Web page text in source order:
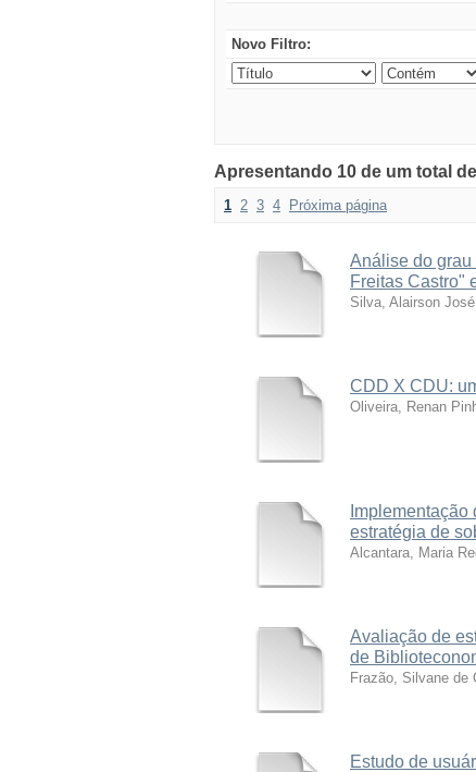
Novo Filtro:
Apresentando 10 de um total
1 2 3 4 Próxima página
Análise do
Freitas Castro"
Silva, Alairson
CDD X CDU:
Oliveira, Renan
estratégia de
Alcantara, Maria
Avaliação de
de
Frazão, Silvane de
Estudo de